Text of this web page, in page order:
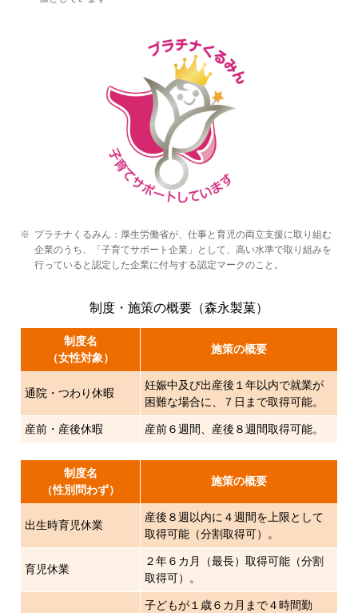
※ プラチナくるみん：厚生労働省が、仕事と育児の両立支援に取り組む
企業のうち、「子育てサポート企業」として、高い水準で取り組みを
行っていると認定した企業に付与する認定マークのこと。
制度・施策の概要（森永製菓）
制度名
（女性対象）
施策の概要
通院・つわり休暇
妊娠中及び出産後１年以内で就業が
困難な場合に、７日まで取得可能。
産前・産後休暇 産前６週間、産後８週間取得可能。
制度名
（性別問わず）
施策の概要
出生時育児休業
産後８週以内に４週間を上限として
取得可能（分割取得可）。
育児休業
２年６カ月（最長）取得可能（分割
取得可）。
子どもが１歳６カ月まで４時間勤